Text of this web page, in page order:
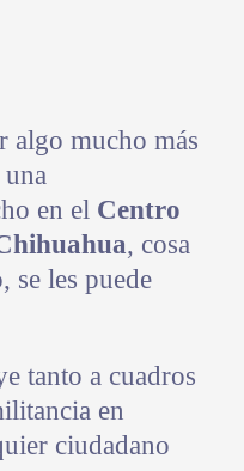
algo mucho más
en el Centro
, cosa
se les puede
tanto a cuadros
en
ciudadano